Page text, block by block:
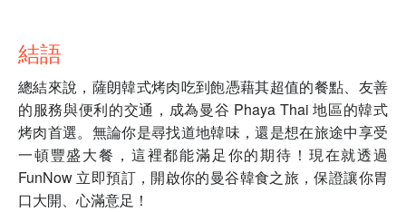
結語
總結來說，薩朗韓式烤肉吃到飽憑藉其超值的餐點、友善
的服務與便利的交通，成為曼谷 Phaya Thai 地區的韓式
烤肉首選。無論你是尋找道地韓味，還是想在旅途中享受
一頓豐盛大餐，這裡都能滿足你的期待！現在就透過
FunNow 立即預訂，開啟你的曼谷韓食之旅，保證讓你胃
口大開、心滿意足！